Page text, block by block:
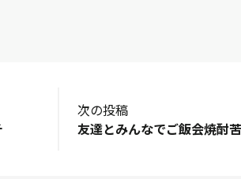
次の投稿